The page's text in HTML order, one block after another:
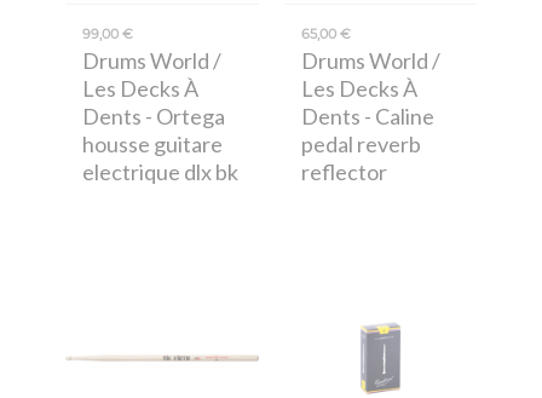
99,00 €
Drums World /
Les Decks À
Dents - Ortega
housse guitare
electrique dlx bk
65,00 €
Drums World /
Les Decks À
Dents - Caline
pedal reverb
reflector